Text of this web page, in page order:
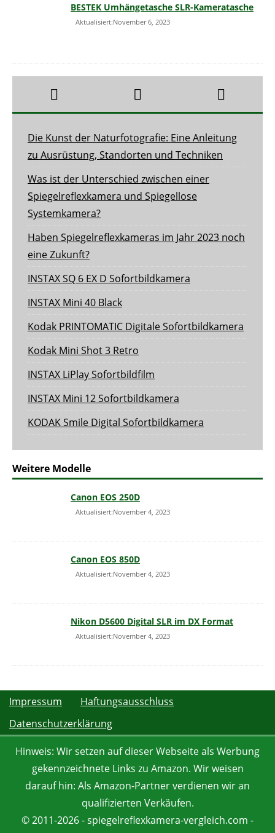
BESTEK Umhängetasche SLR-Kameratasche
Aktualisiert:November 6, 2023
Die Kunst der Naturfotografie: Eine Anleitung
zu Ausrüstung, Standorten und Techniken
Was ist der Unterschied zwischen einer
Spiegelreflexkamera und Spiegellose
Systemkamera?
Haben Spiegelreflexkameras im Jahr 2023 noch
eine Zukunft?
INSTAX SQ 6 EX D Sofortbildkamera
INSTAX Mini 40 Black
Kodak PRINTOMATIC Digitale Sofortbildkamera
Kodak Mini Shot 3 Retro
INSTAX LiPlay Sofortbildfilm
INSTAX Mini 12 Sofortbildkamera
KODAK Smile Digital Sofortbildkamera
Weitere Modelle
Canon EOS 250D
Aktualisiert:November 4, 2023
Canon EOS 850D
Aktualisiert:November 4, 2023
Nikon D5600 Digital SLR im DX Format
Aktualisiert:November 4, 2023
Impressum
Haftungsausschluss
Datenschutzerklärung
Hinweis: Wir setzen auf dieser Webseite als Werbung
gekennzeichnete Links zu Amazon. Wir weisen
darauf hin: Als Amazon-Partner verdienen wir an
qualifizierten Verkäufen.
© 2011-2026 - spiegelreflexkamera-vergleich.com -